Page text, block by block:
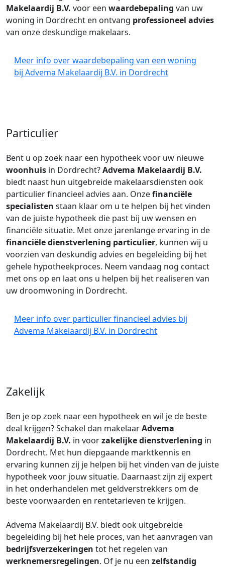
Makelaardij B.V. voor een waardebepaling van uw
woning in Dordrecht en ontvang professioneel advies
van onze deskundige makelaars.
Meer info over waardebepaling van een woning
bij Advema Makelaardij B.V. in Dordrecht
Particulier
Bent u op zoek naar een hypotheek voor uw nieuwe
woonhuis in Dordrecht?Advema Makelaardij B.V.
biedt naast hun uitgebreide makelaarsdiensten ook
particulier financieel advies aan. Onzefinanciële
specialisten staan klaar om u te helpen bij het vinden
van de juiste hypotheek die past bij uw wensen en
financiële situatie. Met onze jarenlange ervaring in de
financiële dienstverlening particulier, kunnen wij u
voorzien van deskundig advies en begeleiding bij het
gehele hypotheekproces. Neem vandaag nog contact
met ons op en laat ons u helpen bij het realiseren van
uw droomwoning in Dordrecht.
Meer info over particulier financieel advies bij
Advema Makelaardij B.V. in Dordrecht
Zakelijk
Ben je op zoek naar een hypotheek en wil je de beste
deal krijgen? Schakel dan makelaarAdvema
Makelaardij B.V. in voorzakelijke dienstverlening in
Dordrecht. Met hun diepgaande marktkennis en
ervaring kunnen zij je helpen bij het vinden van de juiste
hypotheek voor jouw situatie. Daarnaast zijn zij expert
in het onderhandelen met geldverstrekkers om de
beste voorwaarden en rentetarieven te krijgen.
Advema Makelaardij B.V. biedt ook uitgebreide
begeleiding bij het hele proces, van het aanvragen van
bedrijfsverzekeringen tot het regelen van
werknemersregelingen. Of je nu een zelfstandig